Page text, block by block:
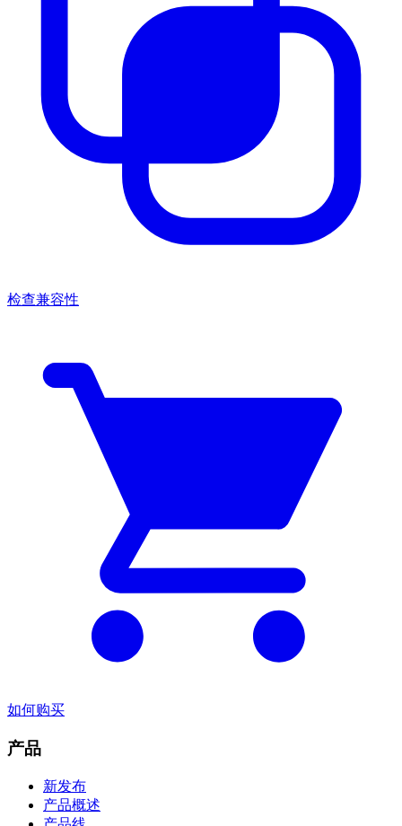
检查兼容性
如何购买
产品
新发布
产品概述